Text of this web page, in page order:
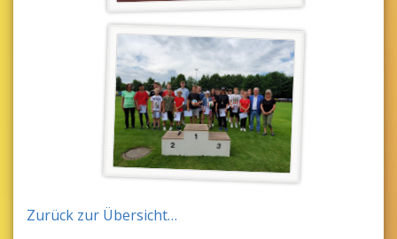
Zurück zur Übersicht…